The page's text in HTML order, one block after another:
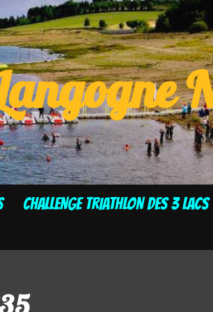
CHALLENGE TRIATHLON DES 3 LACS